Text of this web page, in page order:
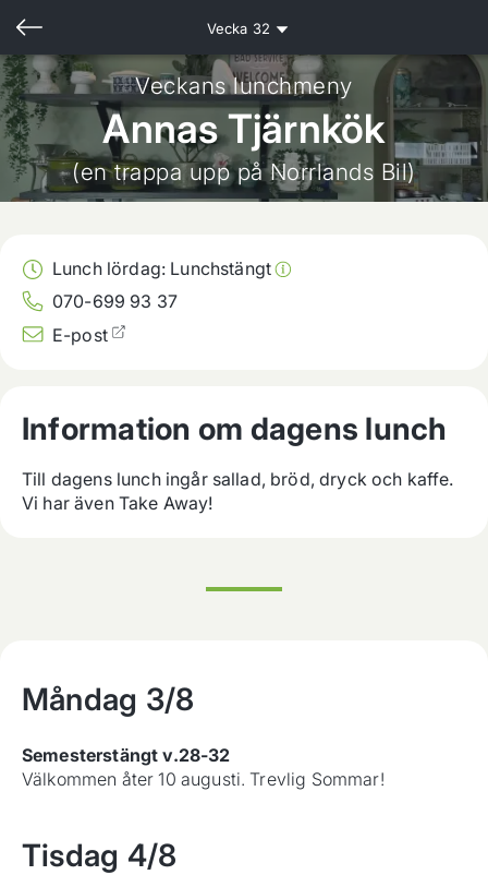
Vecka 32
Veckans lunchmeny
Annas Tjärnkök
(en trappa upp på Norrlands Bil)
Lunch lördag: Lunchstängt
070-699 93 37
E-post
Information om dagens lunch
Till dagens lunch ingår sallad, bröd, dryck och kaffe.
Vi har även Take Away!
Måndag 3/8
Semesterstängt v.28-32
Välkommen åter 10 augusti. Trevlig Sommar!
Tisdag 4/8